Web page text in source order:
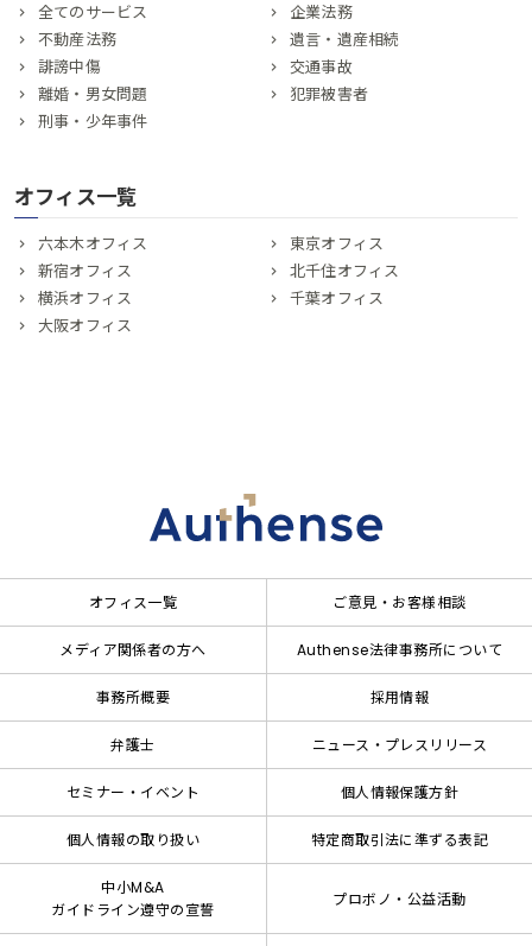
全てのサービス
企業法務
不動産法務
遺言・遺産相続
誹謗中傷
交通事故
離婚・男女問題
犯罪被害者
刑事・少年事件
オフィス一覧
六本木オフィス
東京オフィス
新宿オフィス
北千住オフィス
横浜オフィス
千葉オフィス
大阪オフィス
オフィス一覧 ご意見・お客様相談
メディア関係者の方へ Authense法律事務所について
事務所概要 採用情報
弁護士 ニュース・プレスリリース
セミナー・イベント 個人情報保護方針
個人情報の取り扱い 特定商取引法に準ずる表記
中小M&A
ガイドライン遵守の宣誓
プロボノ・公益活動